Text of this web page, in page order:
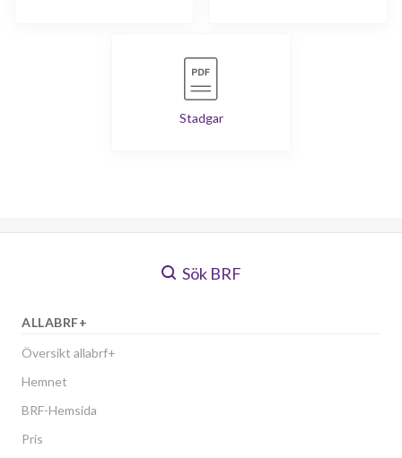
Stadgar
Sök BRF
ALLABRF+
Översikt allabrf+
Hemnet
BRF-Hemsida
Pris